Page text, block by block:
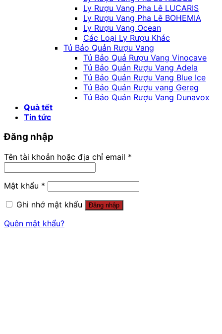
Ly Rượu Vang Pha Lê LUCARIS
Ly Rượu Vang Pha Lê BOHEMIA
Ly Rượu Vang Ocean
Các Loại Ly Rượu Khác
Tủ Bảo Quản Rượu Vang
Tủ Bảo Quả Rượu Vang Vinocave
Tủ Bảo Quản Rượu Vang Adela
Tủ Bảo Quản Rượu Vang Blue Ice
Tủ Bảo Quản Rượu vang Gereg
Tủ Bảo Quản Rượu Vang Dunavox
Quà tết
Tin tức
Đăng nhập
Tên tài khoản hoặc địa chỉ email *
Mật khẩu *
Ghi nhớ mật khẩu
Đăng nhập
Quên mật khẩu?